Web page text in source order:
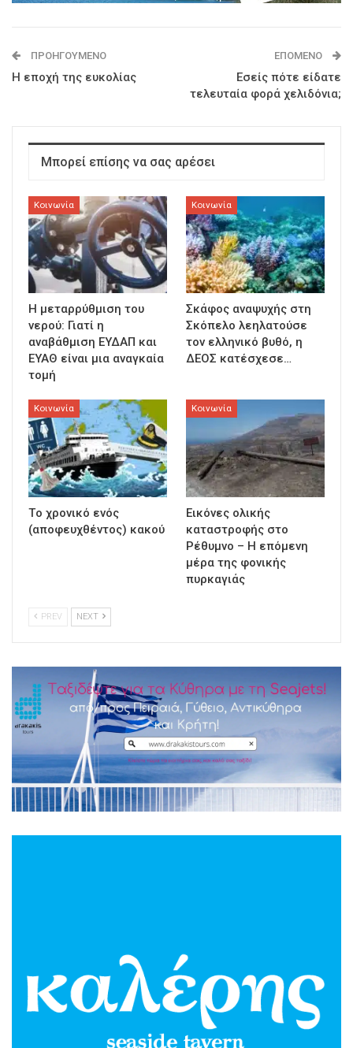
ΠΡΟΗΓΟΎΜΕΝΟ
Η εποχή της ευκολίας
ΕΠΌΜΕΝΟ
Εσείς πότε είδατε
τελευταία φορά χελιδόνια;
Μπορεί επίσης να σας αρέσει
Κοινωνία
Η μεταρρύθμιση του
νερού: Γιατί η
αναβάθμιση ΕΥΔΑΠ και
ΕΥΑΘ είναι μια αναγκαία
τομή
Κοινωνία
Σκάφος αναψυχής στη
Σκόπελο λεηλατούσε
τον ελληνικό βυθό, η
ΔΕΟΣ κατέσχεσε…
Κοινωνία
Τo χρονικό ενός
(αποφευχθέντος) κακού
Κοινωνία
Εικόνες ολικής
καταστροφής στο
Ρέθυμνο – Η επόμενη
μέρα της φονικής
πυρκαγιάς
PREV NEXT